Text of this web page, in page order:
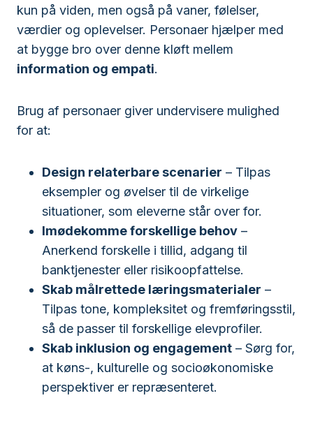
kun på viden, men også på vaner, følelser,
værdier og oplevelser. Personaer hjælper med
at bygge bro over denne kløft mellem
information og empati.
Brug af personaer giver undervisere mulighed
for at:
Design relaterbare scenarier – Tilpas
eksempler og øvelser til de virkelige
situationer, som eleverne står over for.
Imødekomme forskellige behov –
Anerkend forskelle i tillid, adgang til
banktjenester eller risikoopfattelse.
Skab målrettede læringsmaterialer –
Tilpas tone, kompleksitet og fremføringsstil,
så de passer til forskellige elevprofiler.
Skab inklusion og engagement – Sørg for,
at køns-, kulturelle og socioøkonomiske
perspektiver er repræsenteret.